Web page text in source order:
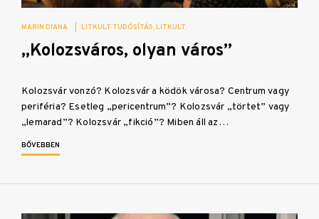
MARIN DIANA LITKULT TUDÓSÍTÁS LITKULT
„Kolozsváros, olyan város”
Kolozsvár vonzó? Kolozsvár a ködök városa? Centrum vagy
periféria? Esetleg „pericentrum”? Kolozsvár „törtet” vagy
„lemarad”? Kolozsvár „fikció”? Miben áll az…
BŐVEBBEN